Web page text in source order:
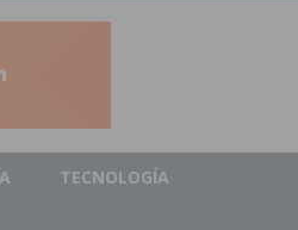
TECNOLOGÍA